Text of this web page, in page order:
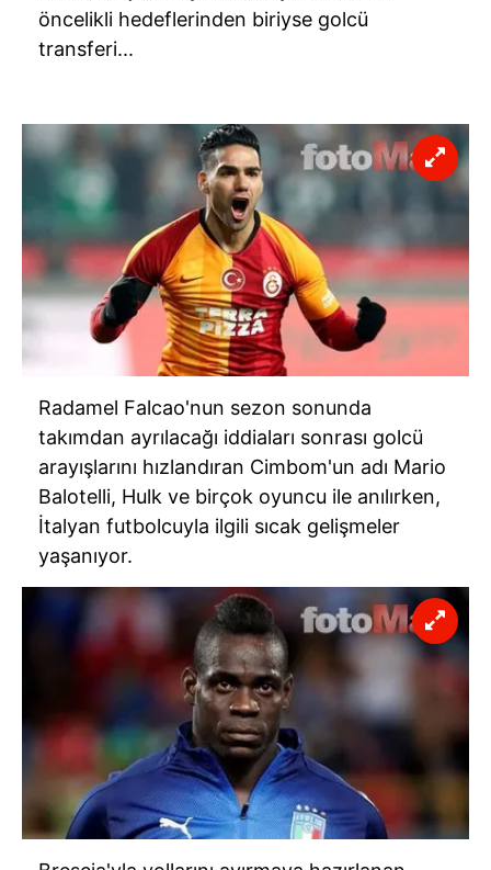
öncelikli hedeflerinden biriyse golcü
transferi...
Radamel Falcao'nun sezon sonunda
takımdan ayrılacağı iddiaları sonrası golcü
arayışlarını hızlandıran Cimbom'un adı Mario
Balotelli, Hulk ve birçok oyuncu ile anılırken,
İtalyan futbolcuyla ilgili sıcak gelişmeler
yaşanıyor.